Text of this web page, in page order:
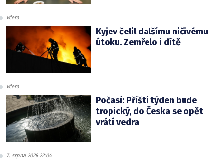
včera
Kyjev čelil dalšímu ničivému
útoku. Zemřelo i dítě
včera
Počasí: Příští týden bude
tropický, do Česka se opět
vrátí vedra
7. srpna 2026 22:04